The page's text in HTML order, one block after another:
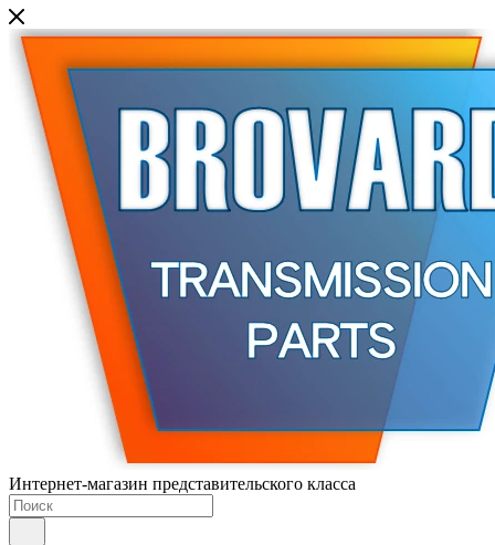
Интернет-магазин представительского класса